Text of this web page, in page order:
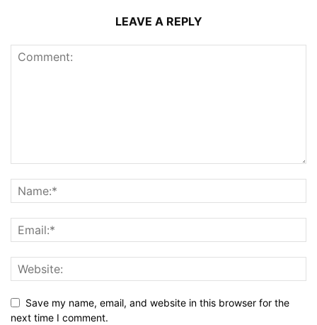
LEAVE A REPLY
Save my name, email, and website in this browser for the
next time I comment.